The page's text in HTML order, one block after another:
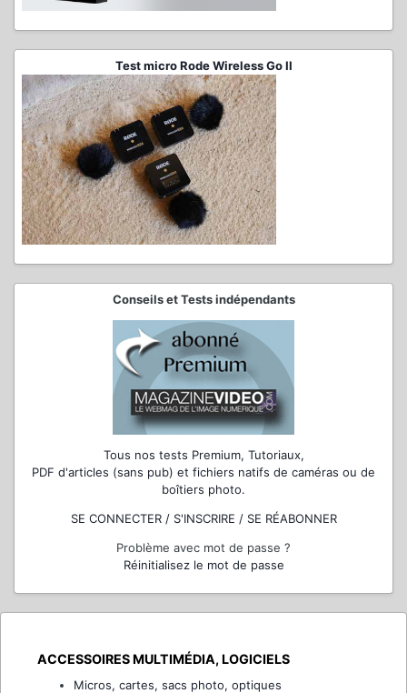
Test micro Rode Wireless Go II
Conseils et Tests indépendants
Tous nos tests Premium, Tutoriaux,
PDF d'articles (sans pub) et fichiers natifs de caméras ou de
boîtiers photo.
SE CONNECTER / S'INSCRIRE / SE RÉABONNER
Problème avec mot de passe ?
Réinitialisez le mot de passe
ACCESSOIRES MULTIMÉDIA, LOGICIELS
Micros, cartes, sacs photo, optiques